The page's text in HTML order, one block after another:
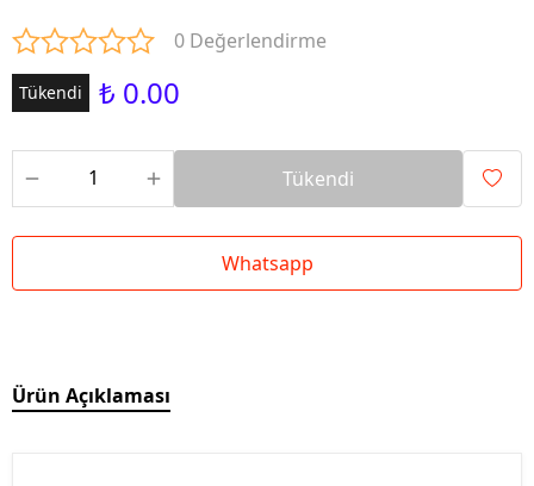
0 Değerlendirme
Tükendi ₺ 0.00
Tükendi
Whatsapp
Ürün Açıklaması